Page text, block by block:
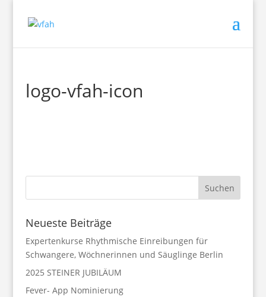
logo-vfah-icon
Neueste Beiträge
Expertenkurse Rhythmische Einreibungen für
Schwangere, Wöchnerinnen und Säuglinge Berlin
2025 STEINER JUBILÄUM
Fever- App Nominierung